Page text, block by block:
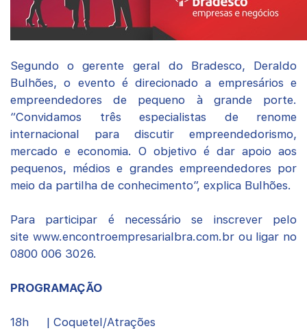
Segundo o gerente geral do Bradesco, Deraldo
Bulhões, o evento é direcionado a empresários e
empreendedores de pequeno à grande porte.
“Convidamos três especialistas de renome
internacional para discutir empreendedorismo,
mercado e economia. O objetivo é dar apoio aos
pequenos, médios e grandes empreendedores por
meio da partilha de conhecimento”, explica Bulhões.
Para participar é necessário se inscrever pelo
site www.encontroempresarialbra.com.br ou ligar no
0800 006 3026.
PROGRAMAÇÃO
18h | Coquetel/Atrações